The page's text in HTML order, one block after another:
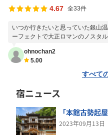
4.67 全33件
いつか行きたいと思っていた銀山
ーフェクトで大正ロマンのノスタ
ohnochan2
5.00
すべて
宿ニュース
「本館古勢起
2023年09月13日